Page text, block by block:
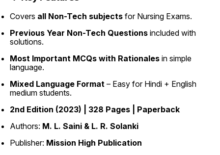
Covers all Non-Tech subjects for Nursing Exams.
Previous Year Non-Tech Questions included with
solutions.
Most Important MCQs with Rationales in simple
language.
Mixed Language Format – Easy for Hindi + English
medium students.
2nd Edition (2023) | 328 Pages | Paperback
Authors: M. L. Saini & L. R. Solanki
Publisher: Mission High Publication